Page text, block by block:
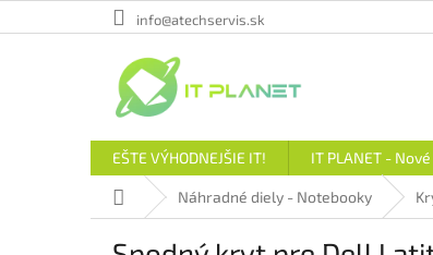
na
info@atechservis.sk
EŠTE VÝHODNEJŠIE IT! IT PLANET -
DomovNáhradné diely - Notebooky